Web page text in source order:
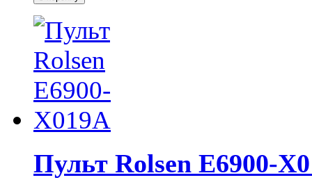
Пульт Rolsen E6900-